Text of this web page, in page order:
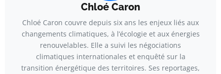
Chloé Caron
Chloé Caron couvre depuis six ans les enjeux liés aux
changements climatiques, à l’écologie et aux énergies
renouvelables. Elle a suivi les négociations
climatiques internationales et enquêté sur la
transition énergétique des territoires. Ses reportages,